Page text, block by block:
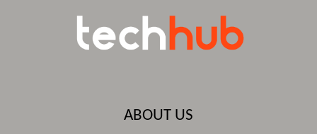
ABOUT US